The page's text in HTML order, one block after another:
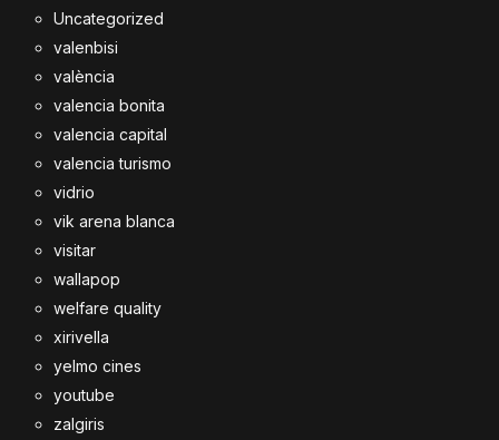
Uncategorized
valenbisi
valència
valencia bonita
valencia capital
valencia turismo
vidrio
vik arena blanca
visitar
wallapop
welfare quality
xirivella
yelmo cines
youtube
zalgiris